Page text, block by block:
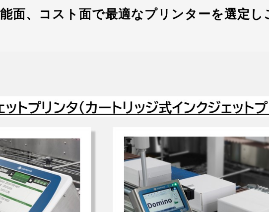
面、コスト面で最適なプリンターを選定し